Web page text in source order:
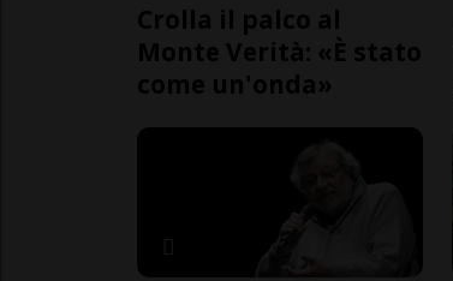
Crolla il palco al
Monte Verità: «È stato
come un'onda»